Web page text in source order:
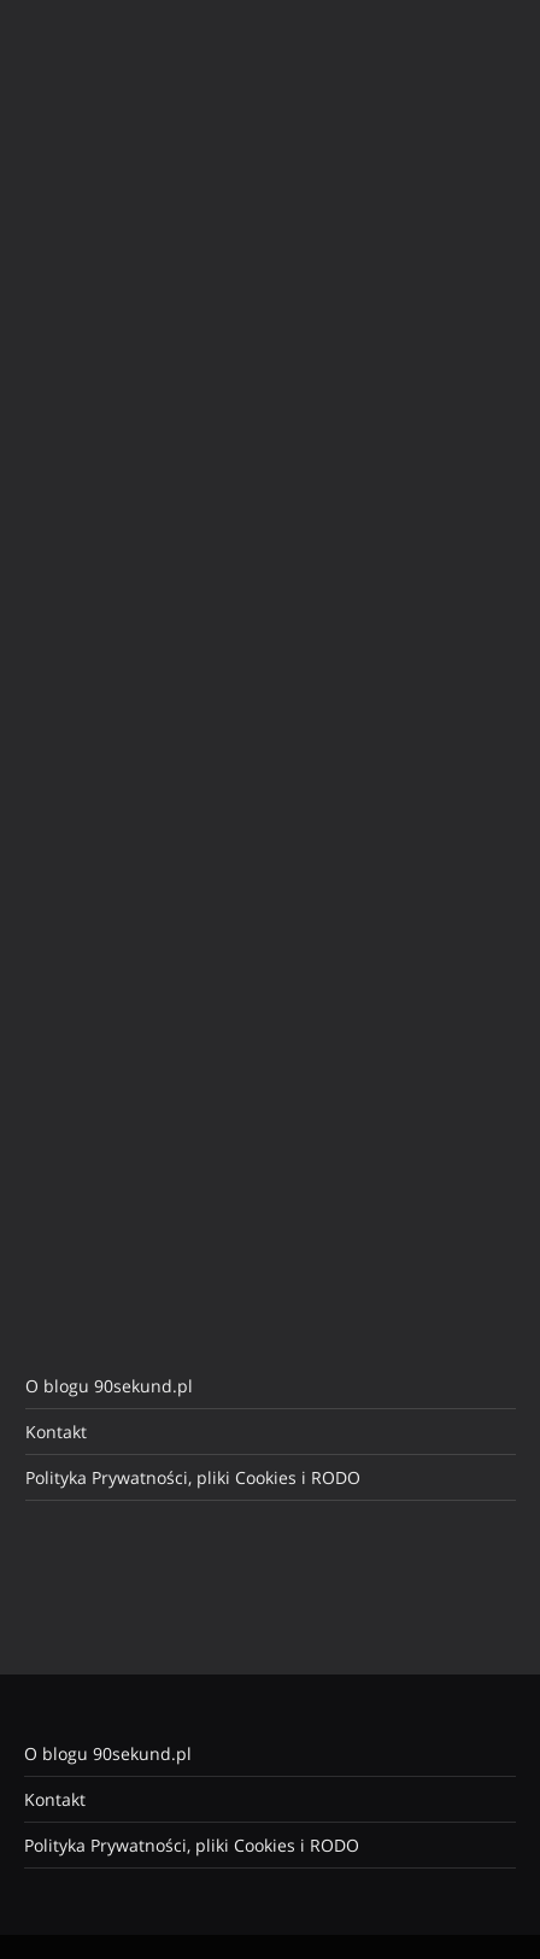
O blogu 90sekund.pl
Kontakt
Polityka Prywatności, pliki Cookies i RODO
O blogu 90sekund.pl
Kontakt
Polityka Prywatności, pliki Cookies i RODO